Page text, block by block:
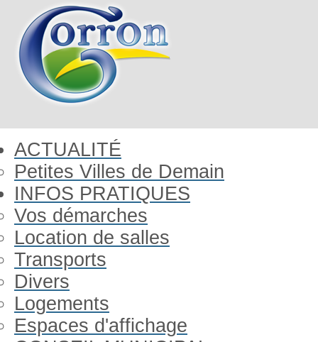
ACTUALITÉ
Petites Villes de Demain
INFOS PRATIQUES
Vos démarches
Location de salles
Transports
Divers
Logements
Espaces d'affichage